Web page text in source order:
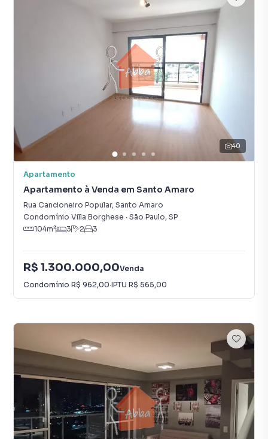
40
Apartamento
Apartamento à Venda em Santo Amaro
Rua Cancioneiro Popular, Santo Amaro
Condomínio Villa Borghese · São Paulo, SP
104m² 3 2 3
R$ 1.300.000,00Venda
Condomínio R$ 962,00·IPTU R$ 565,00